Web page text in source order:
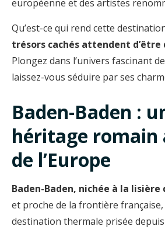
européenne et des artistes
Qu’est-ce qui rend cette
trésors cachés attendent d’être
Plongez dans l’univers fascinant
laissez-vous séduire par ses
Baden-Baden :
héritage
de l’Europe
Baden-Baden, nichée à la
et proche de la frontière
destination thermale prisée